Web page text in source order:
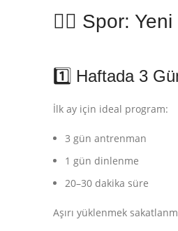
🏃‍♂️ Spor:
1️⃣ Haftada 3
İlk ay için ideal program:
3 gün antrenman
1 gün dinlenme
20–30 dakika süre
Aşırı yüklenmek